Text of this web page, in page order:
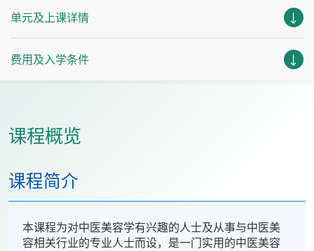
单元及上课详情
费用及入学条件
课程概览
课程简介
本课程为对中医美容学有兴趣的人士及从事与中医美
容相关行业的专业人士而设，是一门实用的中医美容